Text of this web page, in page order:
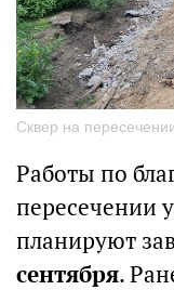
Сквер на
Работы по
пересечении
планируют
сентября.